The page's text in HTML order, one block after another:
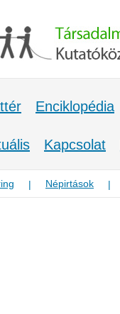
Enciklopédia
Kapcsolat
| Népirtások |